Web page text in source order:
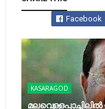
Facebook
KASARAGOD